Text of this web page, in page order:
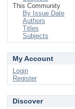
This Community
By Issue Date
Authors
Titles
Subjects
My Account
Login
Register
Discover